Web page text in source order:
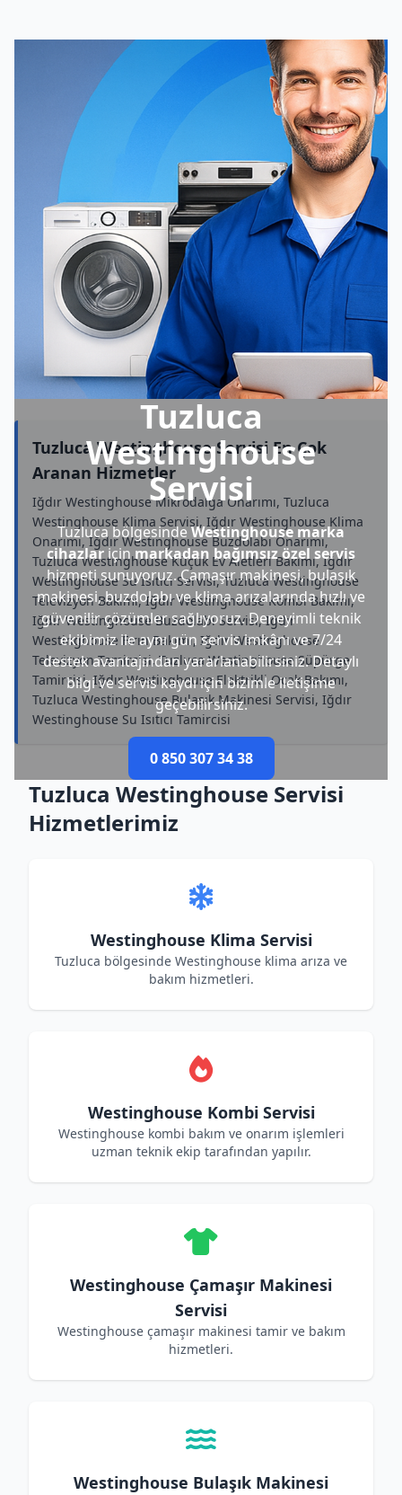
Tuzluca
Westinghouse
Servisi
Tuzluca bölgesindeWestinghouse marka
cihazlariçinmarkadan bağımsız özel servis
hizmeti sunuyoruz. Çamaşır makinesi, bulaşık
makinesi, buzdolabı ve klima arızalarında hızlı ve
güvenilir çözümler sağlıyoruz. Deneyimli teknik
ekibimiz ile aynı gün servis imkânı ve 7/24
destek avantajından yararlanabilirsiniz. Detaylı
bilgi ve servis kaydı için bizimle iletişime
geçebilirsiniz.
0 850 307 34 38
Tuzluca Westinghouse Servisi En Çok
Aranan Hizmetler
Iğdır Westinghouse Mikrodalga Onarımı, Tuzluca
Westinghouse Klima Servisi, Iğdır Westinghouse Klima
Onarımı, Iğdır Westinghouse Buzdolabı Onarımı,
Tuzluca Westinghouse Küçük Ev Aletleri Bakımı, Iğdır
Westinghouse Su Isıtıcı Servisi, Tuzluca Westinghouse
Televizyon Bakımı, Iğdır Westinghouse Kombi Bakımı,
Iğdır Westinghouse Buzdolabı Servisi, Iğdır
Westinghouse Fırın Bakımı, Iğdır Westinghouse
Televizyon Tamircisi, Tuzluca Westinghouse Süpürge
Tamircisi, Iğdır Westinghouse Elektrikli Ocak Bakımı,
Tuzluca Westinghouse Bulaşık Makinesi Servisi, Iğdır
Westinghouse Su Isıtıcı Tamircisi
Tuzluca Westinghouse Servisi
Hizmetlerimiz
Westinghouse Klima Servisi
Tuzluca bölgesinde Westinghouse klima arıza ve
bakım hizmetleri.
Westinghouse Kombi Servisi
Westinghouse kombi bakım ve onarım işlemleri
uzman teknik ekip tarafından yapılır.
Westinghouse Çamaşır Makinesi
Servisi
Westinghouse çamaşır makinesi tamir ve bakım
hizmetleri.
Westinghouse Bulaşık Makinesi